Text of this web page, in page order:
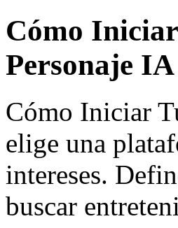
Cómo
Personaje IA
Cómo Iniciar
elige una
intereses.
buscar